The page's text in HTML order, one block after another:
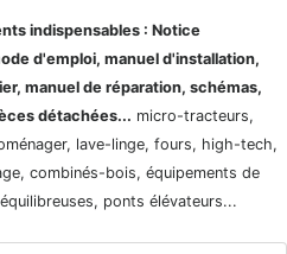
indispensables : Notice
d'emploi, manuel d'installation,
manuel de réparation, schémas,
détachées... micro-tracteurs,
lave-linge, fours, high-tech,
combinés-bois, équipements de
ponts élévateurs...